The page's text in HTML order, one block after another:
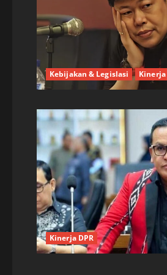
Kebijakan & Legislasi Kinerja
Kinerja DPR